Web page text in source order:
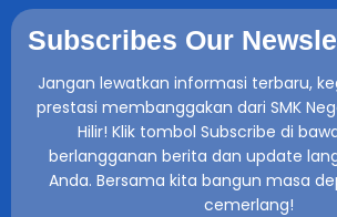
Subscribes Our
Jangan lewatkan informasi terbaru,
prestasi membanggakan dari SMK
Hilir! Klik tombol Subscribe di
berlangganan berita dan update
Anda. Bersama kita bangun masa
cemerlang!